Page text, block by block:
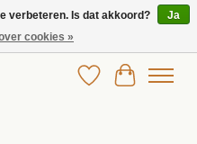
kinderkleding!
Verlanglijst
verbeteren. Is dat akkoord?
Ja
cookies »